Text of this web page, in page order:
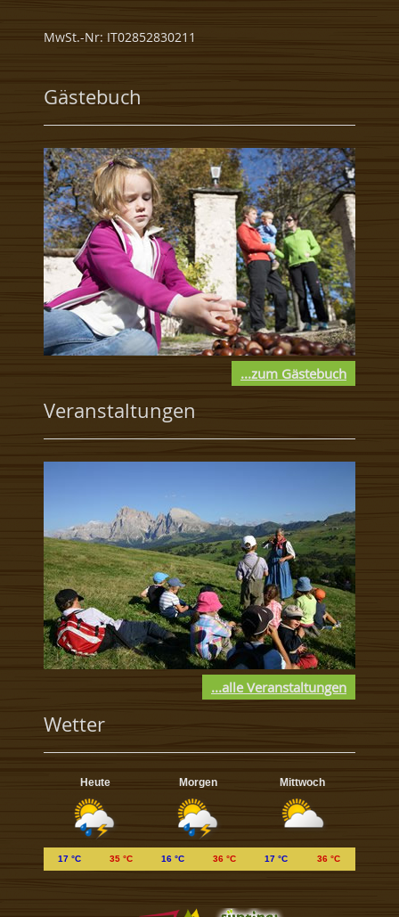
MwSt.-Nr: IT02852830211
Gästebuch
...zum Gästebuch
Veranstaltungen
...alle Veranstaltungen
Wetter
Heute Morgen Mittwoch
17 °C 35 °C 16 °C 36 °C 17 °C 36 °C